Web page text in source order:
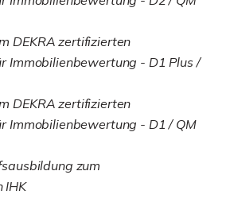
DEKRA zertifizierten
Immobilienbewertung - D1 Plus /
DEKRA zertifizierten
Immobilienbewertung - D1 / QM
zum
IHK